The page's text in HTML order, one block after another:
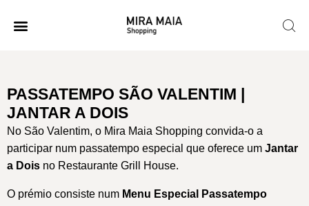
PASSATEMPO SÃO VALENTIM |
JANTAR A DOIS
No São Valentim, o Mira Maia Shopping convida-o a
participar num passatempo especial que oferece um Jantar
a Dois no Restaurante Grill House.
O prémio consiste num Menu Especial Passatempo